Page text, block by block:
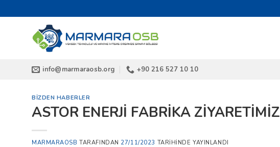
atla
info@marmaraosb.org +90 216 527 10 10
BIZDEN HABERLER
ASTOR ENERJİ FABRİKA ZİYARETİMİZ
MARMARAOSB TARAFINDAN 27/11/2023 TARIHINDE YAYINLANDI